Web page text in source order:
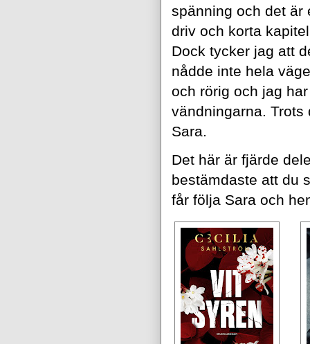
spänning och det är
driv och korta
Dock tycker jag att
nådde inte hela
och rörig och jag
vändningarna.
Sara.
Det här är fjärde
bestämdaste att du
får följa Sara och